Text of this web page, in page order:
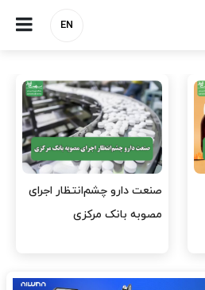
EN
نسخه وزارت بهداشت برای
مهار پزشک‌نماهای